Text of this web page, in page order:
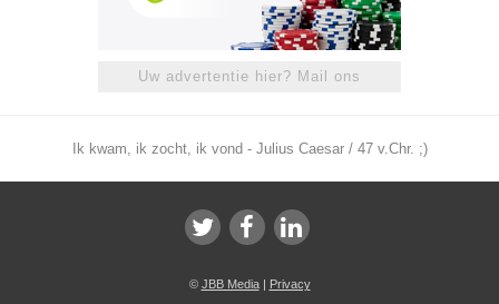
Uw advertentie hier? Mail ons
Ik kwam, ik zocht, ik vond - Julius Caesar / 47 v.Chr. ;)
© JBB Media| Privacy